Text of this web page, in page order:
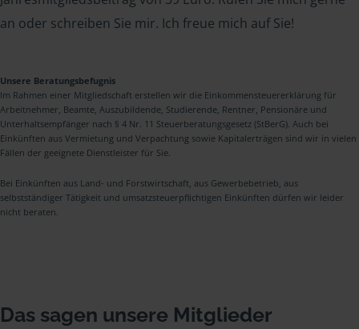
an oder schreiben Sie mir. Ich freue mich auf Sie!
Unsere Beratungsbefugnis
Im Rahmen einer Mitgliedschaft erstellen wir die Einkommensteuererklärung für
Arbeitnehmer, Beamte, Auszubildende, Studierende, Rentner, Pensionäre und
Unterhaltsempfänger nach § 4 Nr. 11 Steuerberatungsgesetz (StBerG). Auch bei
Einkünften aus Vermietung und Verpachtung sowie Kapitalerträgen sind wir in vielen
Fällen der geeignete Dienstleister für Sie.
Bei Einkünften aus Land- und Forstwirtschaft, aus Gewerbebetrieb, aus
selbstständiger Tätigkeit und umsatzsteuerpflichtigen Einkünften dürfen wir leider
nicht beraten.
Das sagen unsere Mitglieder